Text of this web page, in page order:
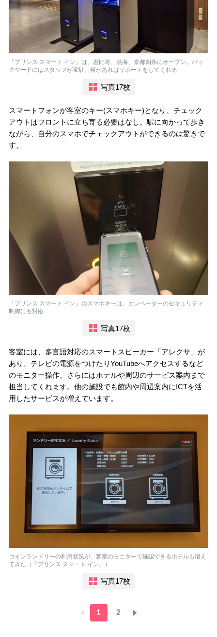
「プリンス スマート イン」は、恵比寿、熱海、京都四条にオープン。バッ
クヤードにはスタッフが常駐。何かあればサポートをしてくれる
写真17枚
スマートフォンが客室のキー(スマホキー)となり、チェック
アウトはフロントに立ち寄る必要はなし。駅に向かって歩き
ながら、自分のスマホでチェックアウトができるのは驚きで
す。
「プリンス スマート イン」のスマホキーは、エレベーターのセキュリティ
制御にも対応
写真17枚
客室には、多言語対応のスマートスピーカー「アレクサ」が
あり、テレビの電源をつけたりYouTubeへアクセスするなど
のモニター操作、さらにはホテルや周辺のサービス案内まで
担当してくれます。他の施設でも館内や周辺案内にICTを活
用したサービスが増えています。
コインランドリーの利用状況が、客室のモニターで確認できるホテルも増え
てきた（「プリンス スマート イン」）
写真17枚
1 2